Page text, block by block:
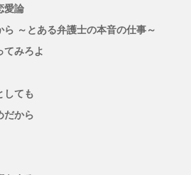
愛論
ら ～とある弁護士の本音の仕事～
てみろよ
しても
だから